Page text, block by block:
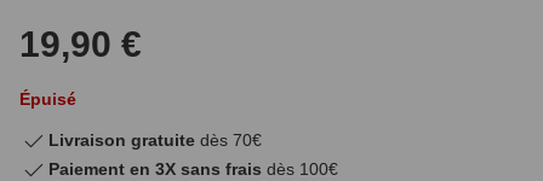
19,90 €
Épuisé
Livraison gratuite dès 70€
Paiement en 3X sans frais dès 100€